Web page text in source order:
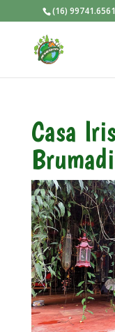
(16) 99741.6561
Casa